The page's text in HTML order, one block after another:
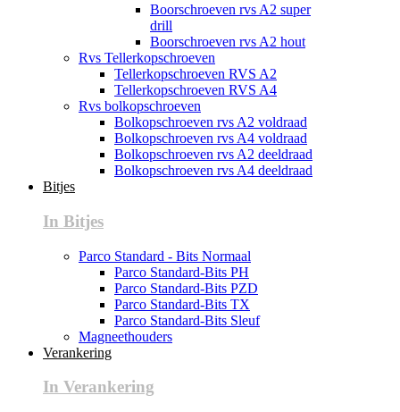
Boorschroeven rvs A2 super
drill
Boorschroeven rvs A2 hout
Rvs Tellerkopschroeven
Tellerkopschroeven RVS A2
Tellerkopschroeven RVS A4
Rvs bolkopschroeven
Bolkopschroeven rvs A2 voldraad
Bolkopschroeven rvs A4 voldraad
Bolkopschroeven rvs A2 deeldraad
Bolkopschroeven rvs A4 deeldraad
Bitjes
In Bitjes
Parco Standard - Bits Normaal
Parco Standard-Bits PH
Parco Standard-Bits PZD
Parco Standard-Bits TX
Parco Standard-Bits Sleuf
Magneethouders
Verankering
In Verankering